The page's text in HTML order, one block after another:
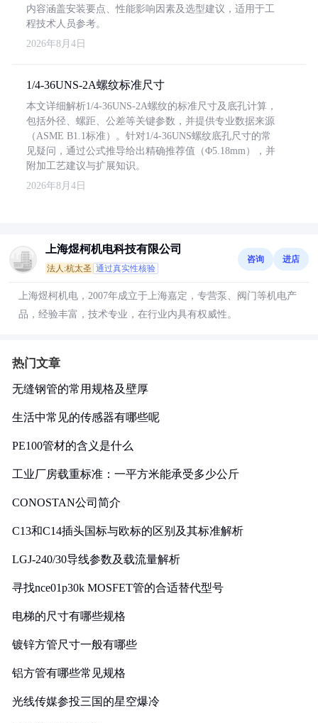
内容涵盖安装要点、性能影响因素及选型建议，适用于工
程技术人员参考。
2026年8月4日
1/4-36UNS-2A螺纹标准尺寸
本文详细解析1/4-36UNS-2A螺纹的标准尺寸及底孔计算，
包括外径、螺距、公差等关键参数，并提供专业数据来源
（ASME B1.1标准）。针对1/4-36UNS螺纹底孔尺寸的常
见疑问，通过公式推导给出精确推荐值（Φ5.18mm），并
附加工艺建议与扩展知识。
2026年8月4日
上海煜柯机电科技有限公司
法人:杭太圣 通过真实性核验
咨询 进店
上海煜柯机电，2007年成立于上海嘉定，专营泵、阀门等机电产
品，经验丰富，技术专业，在行业内具有权威性。
热门文章
无缝钢管的常用规格及壁厚
生活中常见的传感器有哪些呢
PE100管材的含义是什么
工业厂房载重标准：一平方米能承受多少公斤
CONOSTAN公司简介
C13和C14插头国标与欧标的区别及其标准解析
LGJ-240/30导线参数及载流量解析
寻找nce01p30k MOSFET管的合适替代型号
电梯的尺寸有哪些规格
镀锌方管尺寸一般有哪些
铝方管有哪些常见规格
光线传媒参投三国的星空爆冷